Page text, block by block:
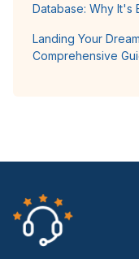
Database: Why It's
Landing Your
Comprehensive